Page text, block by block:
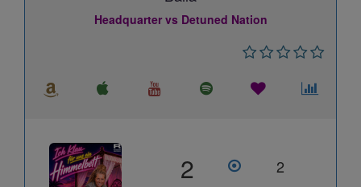
Headquarter vs Detuned Nation
2 2